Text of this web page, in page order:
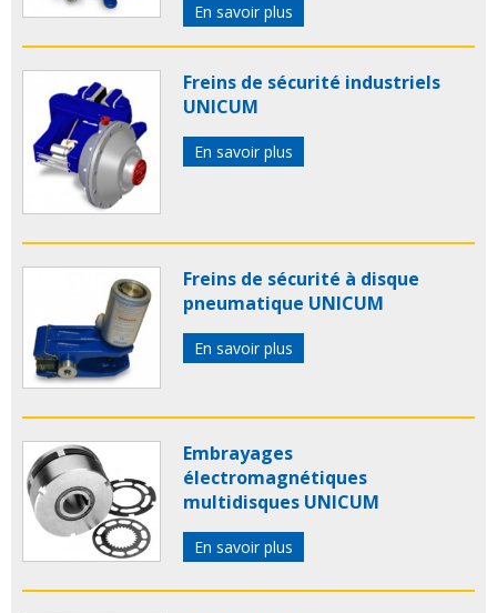
En savoir plus
Freins de sécurité industriels
UNICUM
En savoir plus
Freins de sécurité à disque
pneumatique UNICUM
En savoir plus
Embrayages
électromagnétiques
multidisques UNICUM
En savoir plus